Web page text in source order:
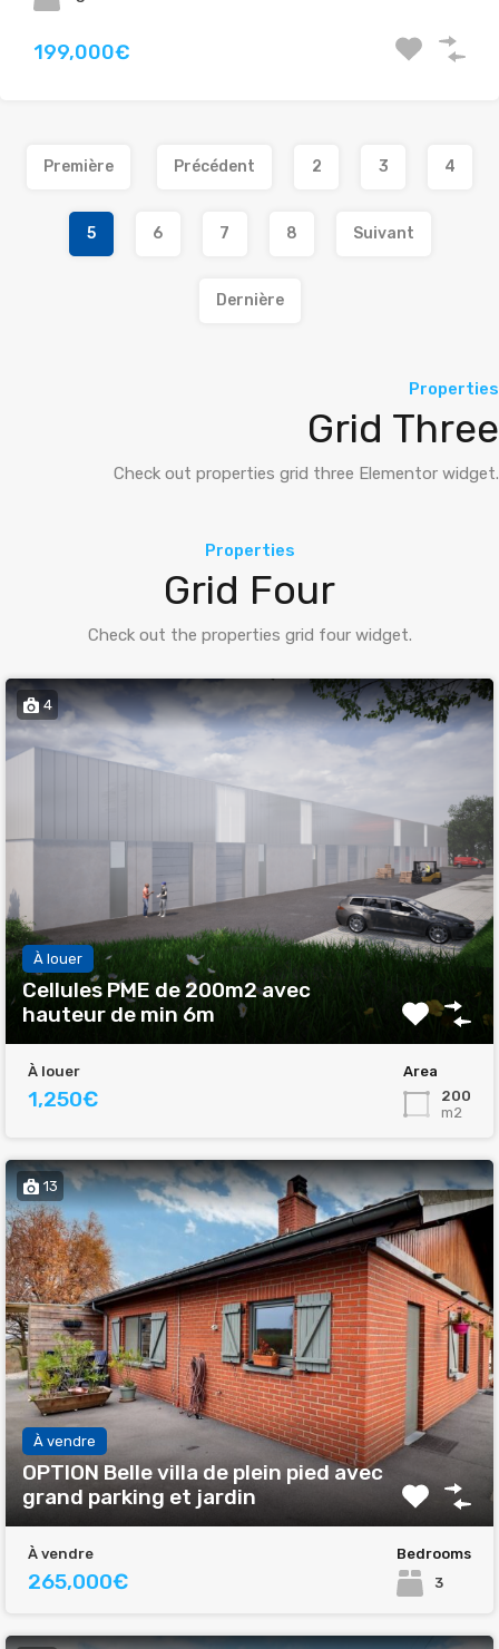
199,000€
Première Précédent 2 3 4
5 6 7 8 Suivant
Dernière
Properties
Grid Three
Check out properties grid three Elementor widget.
Properties
Grid Four
Check out the properties grid four widget.
4
À louer
Cellules PME de 200m2 avec
hauteur de min 6m
À louer
1,250€
Area
200
m2
13
À vendre
OPTION Belle villa de plein pied avec
grand parking et jardin
À vendre
265,000€
Bedrooms
3